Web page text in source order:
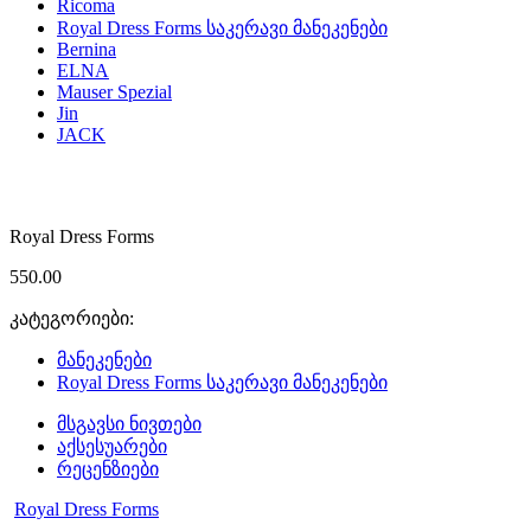
Ricoma
Royal Dress Forms საკერავი მანეკენები
Bernina
ELNA
Mauser Spezial
Jin
JACK
Royal Dress Forms
550.00
კატეგორიები:
მანეკენები
Royal Dress Forms საკერავი მანეკენები
მსგავსი ნივთები
აქსესუარები
რეცენზიები
Royal Dress Forms